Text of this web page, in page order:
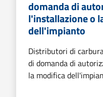
domanda di
l'installazione o
dell'impianto
Distributori di
di domanda di
la modifica